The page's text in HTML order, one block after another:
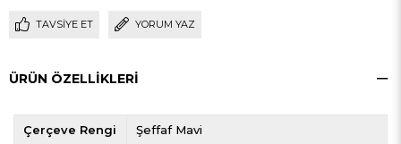
TAVSIYE ET YORUM YAZ
ÜRÜN ÖZELLIKLERI
Çerçeve Rengi Şeffaf Mavi